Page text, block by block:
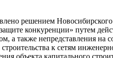
решением
конкуренции» путем
а также непредставления на
к сетям
объекта капитального